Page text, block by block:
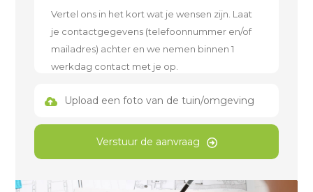
Upload een foto van de tuin/omgeving
Verstuur de aanvraag